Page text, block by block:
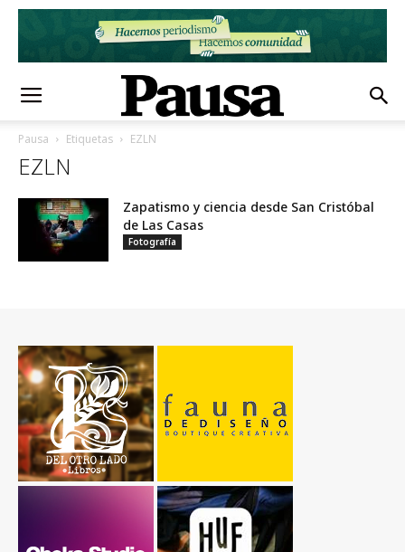
Pausa Etiquetas EZLN
EZLN
Zapatismo y ciencia desde San Cristóbal
de Las Casas
Fotografía